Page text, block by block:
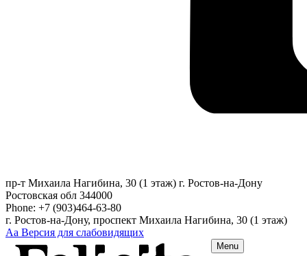
пр-т Михаила Нагибина, 30 (1 этаж) г. Ростов-на-Дону
Ростовская обл 344000
Phone: +7 (903)464-63-80
г. Ростов-на-Дону, проспект Михаила Нагибина, 30 (1 этаж)
Аа Версия для слабовидящих
Menu